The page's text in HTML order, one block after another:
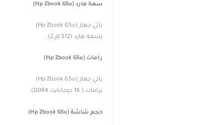
سعة هارد (Hp Zbook G5u)
يأتي جهاز (Hp Zbook G5u)
بسعة هارد (512 إم.2).
رامات (Hp Zbook G5u)
يأتي جهاز (Hp Zbook G5u)
برامات ( 16 جيجابايت DDR4).
حجم شاشة (Hp Zbook G5u)